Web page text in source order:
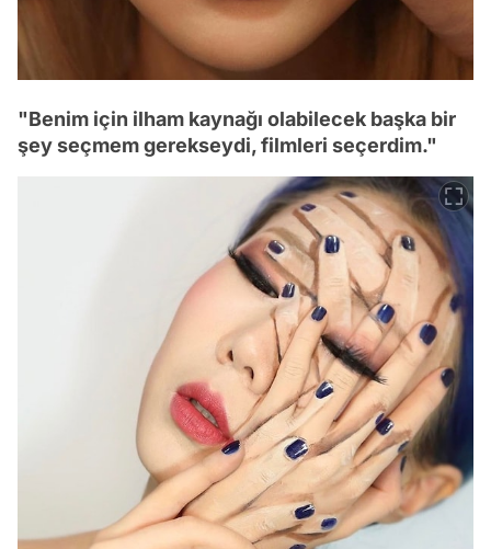
"Benim için ilham kaynağı olabilecek başka bir
şey seçmem gerekseydi, filmleri seçerdim."